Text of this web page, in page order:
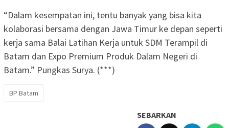
“Dalam kesempatan ini, tentu banyak yang bisa kita
kolaborasi bersama dengan Jawa Timur ke depan seperti
kerja sama Balai Latihan Kerja untuk SDM Terampil di
Batam dan Expo Premium Produk Dalam Negeri di
Batam.” Pungkas Surya. (***)
BP Batam
SEBARKAN